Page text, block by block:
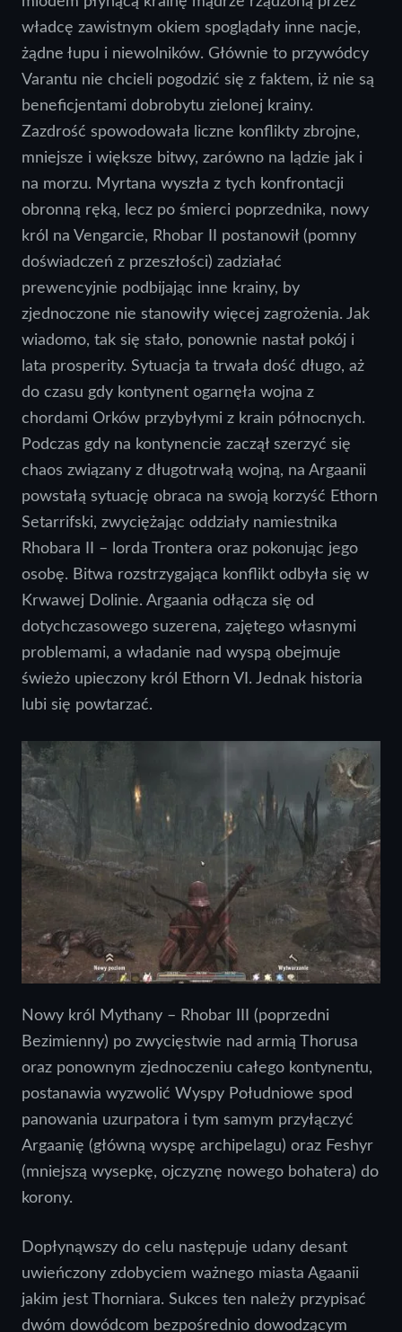
władcę zawistnym okiem spoglądały inne nacje,
żądne łupu i niewolników. Głównie to przywódcy
Varantu nie chcieli pogodzić się z faktem, iż nie są
beneficjentami dobrobytu zielonej krainy.
Zazdrość spowodowała liczne konflikty zbrojne,
mniejsze i większe bitwy, zarówno na lądzie jak i
na morzu. Myrtana wyszła z tych konfrontacji
obronną ręką, lecz po śmierci poprzednika, nowy
król na Vengarcie, Rhobar II postanowił (pomny
doświadczeń z przeszłości) zadziałać
prewencyjnie podbijając inne krainy, by
zjednoczone nie stanowiły więcej zagrożenia. Jak
wiadomo, tak się stało, ponownie nastał pokój i
lata prosperity. Sytuacja ta trwała dość długo, aż
do czasu gdy kontynent ogarnęła wojna z
chordami Orków przybyłymi z krain północnych.
Podczas gdy na kontynencie zaczął szerzyć się
chaos związany z długotrwałą wojną, na Argaanii
powstałą sytuację obraca na swoją korzyść Ethorn
Setarrifski, zwyciężając oddziały namiestnika
Rhobara II – lorda Trontera oraz pokonując jego
osobę. Bitwa rozstrzygająca konflikt odbyła się w
Krwawej Dolinie. Argaania odłącza się od
dotychczasowego suzerena, zajętego własnymi
problemami, a władanie nad wyspą obejmuje
świeżo upieczony król Ethorn VI. Jednak historia
lubi się powtarzać.
Nowy król Mythany – Rhobar III (poprzedni
Bezimienny) po zwycięstwie nad armią Thorusa
oraz ponownym zjednoczeniu całego kontynentu,
postanawia wyzwolić Wyspy Południowe spod
panowania uzurpatora i tym samym przyłączyć
Argaanię (główną wyspę archipelagu) oraz Feshyr
(mniejszą wysepkę, ojczyznę nowego bohatera) do
korony.
Dopłynąwszy do celu następuje udany desant
uwieńczony zdobyciem ważnego miasta Agaanii
jakim jest Thorniara. Sukces ten należy przypisać
dwóm dowódcom bezpośrednio dowodzącym